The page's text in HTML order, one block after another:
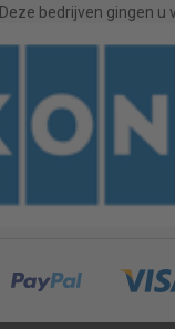
Deze bedrijven gingen u